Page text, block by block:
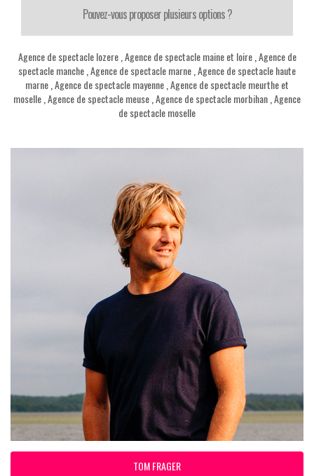
Pouvez-vous proposer plusieurs options ?
Agence de spectacle lozere, Agence de spectacle maine et loire, Agence de
spectacle manche Agence de spectacle marne Agence de spectacle haute
marne Agence de spectacle mayenne Agence de spectacle meurthe et
moselle Agence de spectacle meuse Agence de spectacle morbihan Agence
de spectacle moselle
TOM FRAGER